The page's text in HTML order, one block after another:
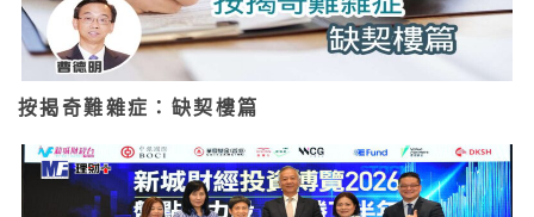
按揭奇難雜症：缺契樓篇